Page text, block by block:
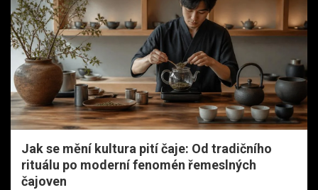
Jak se mění kultura pití čaje: Od tradičního
rituálu po moderní fenomén řemeslných
čajoven